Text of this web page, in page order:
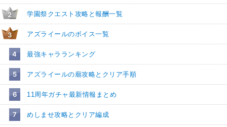
2 学園祭クエスト攻略と報酬一覧
3 アズライールのボイス一覧
4 最強キャラランキング
5 アズライールの廟攻略とクリア手順
6 11周年ガチャ最新情報まとめ
7 めしませ攻略とクリア編成